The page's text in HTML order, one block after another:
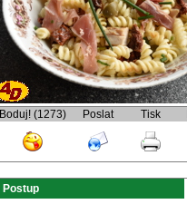
Boduj! (1273) Poslat Tisk
Postup